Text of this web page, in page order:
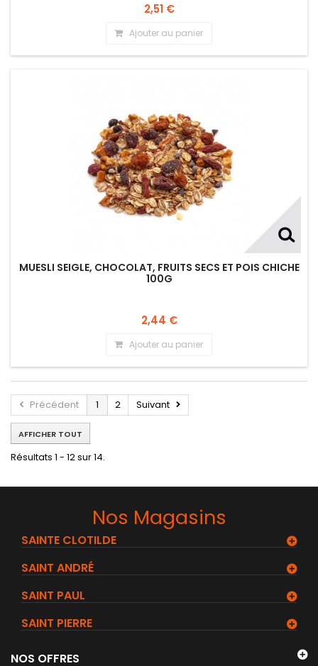
2,51 €
Ajouter au panier
MUESLI SEIGLE, CHOCOLAT, FRUITS SECS ET POIS CHICHE
100G
2,44 €
Ajouter au panier
Précédent 1 2 Suivant
AFFICHER TOUT
Résultats 1 - 12 sur 14.
Nos Magasins
SAINTE CLOTILDE
SAINT ANDRÉ
SAINT PAUL
SAINT PIERRE
NOS OFFRES